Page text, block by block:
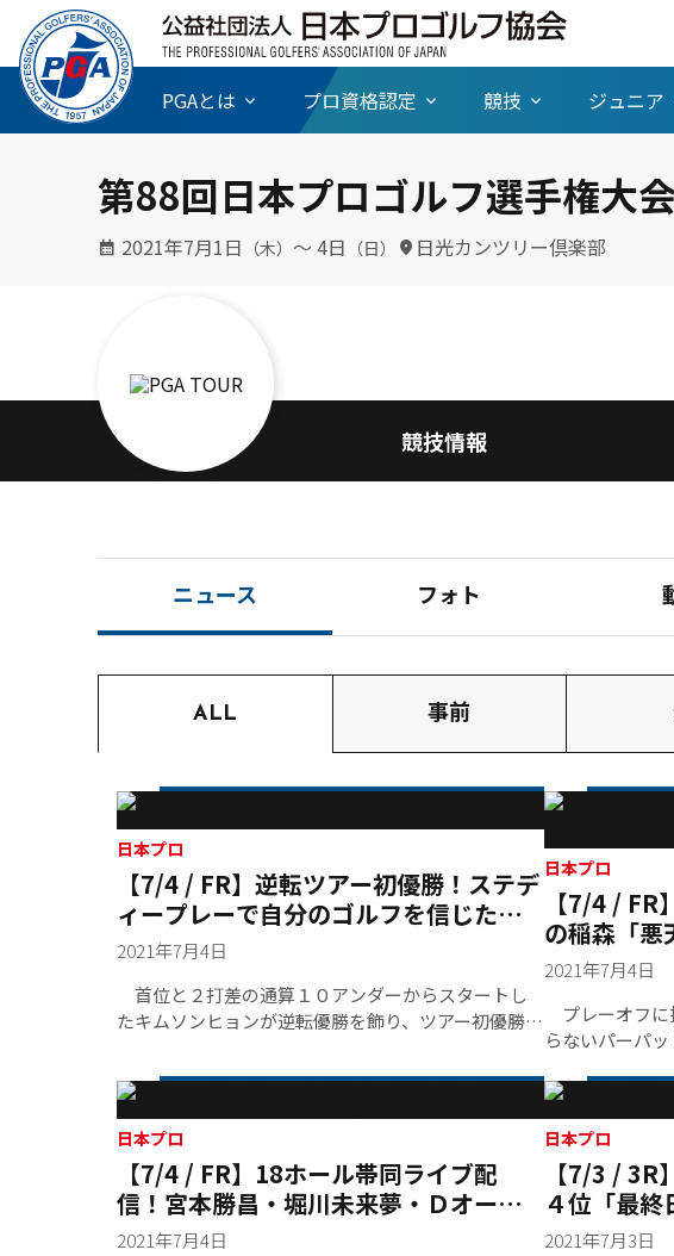
PGAとは プロ資格認定 競技 ジュニア
第88回日本プロゴルフ選手権大
2021年7月1日 （木） 〜 4日 （日） 日光カンツリー倶楽部
競技情報
ニュース フォト
ALL 事前
日本プロ
【7/4 / FR】逆転ツアー初優勝！ステデ
ィープレーで自分のゴルフを信じたキ
ムソンヒョン
2021年7月4日
首位と２打差の通算１０アンダーからスタートし
たキムソンヒョンが逆転優勝を飾り、ツアー初優勝
日本プロ
【7/4 / FR
の稲森「悪
と気持ちを
2021年7月4日
プレーオフに
らないパーパ
を決め切れず、
ニッシュした
日本プロ
【7/4 / FR】18ホール帯同ライブ配
信！宮本勝昌・堀川未来夢・Ｄオー組
に密着
2021年7月4日
日本プロ
【7/3 / 3R
４位「最終
2021年7月3日